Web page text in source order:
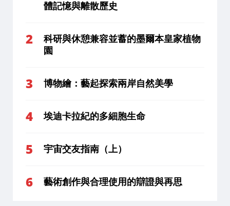
體記憶與離散歷史
科研與休憩兼容並蓄的墨爾本皇家植物
園
博物繪：藝起探索兩岸自然美學
埃迪卡拉紀的多細胞生命
宇宙交友指南（上）
藝術創作與合理使用的辯證與再思